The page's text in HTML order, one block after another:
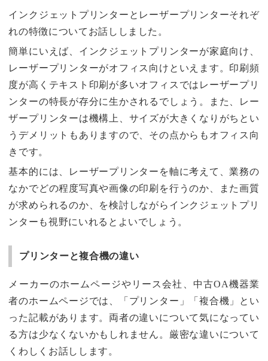
インクジェットプリンターとレーザープリンターそれぞ
れの特徴についてお話ししました。
簡単にいえば、インクジェットプリンターが家庭向け、
レーザープリンターがオフィス向けといえます。印刷頻
度が高くテキスト印刷が多いオフィスではレーザープリ
ンターの特長が存分に生かされるでしょう。また、レー
ザープリンターは機構上、サイズが大きくなりがちとい
うデメリットもありますので、その点からもオフィス向
きです。
基本的には、レーザープリンターを軸に考えて、業務の
なかでどの程度写真や画像の印刷を行うのか、また画質
が求められるのか、を検討しながらインクジェットプリ
ンターも視野にいれるとよいでしょう。
プリンターと複合機の違い
メーカーのホームページやリース会社、中古OA機器業
者のホームページでは、「プリンター」「複合機」とい
った記載があります。両者の違いについて気になってい
る方は少なくないかもしれません。厳密な違いについて
くわしくお話しします。